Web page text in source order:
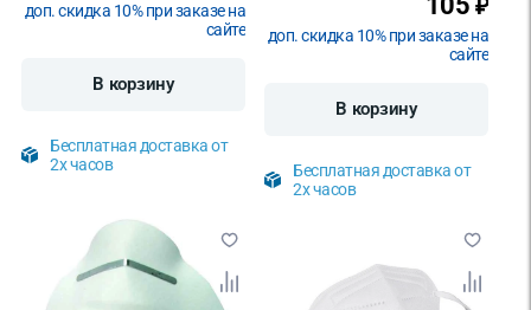
доп. скидка 10% при заказе на
сайте
В корзину
Бесплатная доставка от
2х часов
доп. скидка 10% при заказе на
сайте
В корзину
Бесплатная доставка от
2х часов